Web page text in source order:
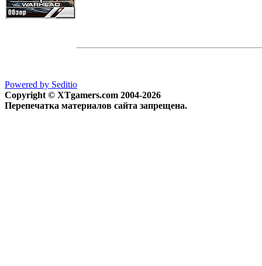
Powered by Seditio
Copyright © XTgamers.com 2004-2026
Перепечатка материалов сайта запрещена.